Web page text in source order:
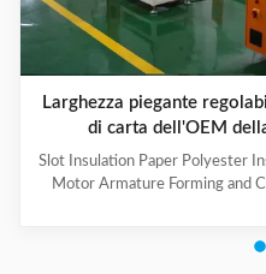
Larghezza piegante
di carta dell'OEM
dell'isolamento automatico
Slot Insulation Paper Polyester
Motor Armature Forming and
thickness 0.15~0.35mm